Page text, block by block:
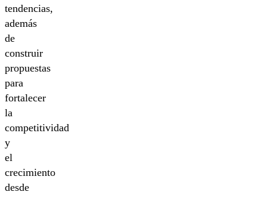
tendencias,
además
de
construir
propuestas
para
fortalecer
la
competitividad
y
el
crecimiento
desde